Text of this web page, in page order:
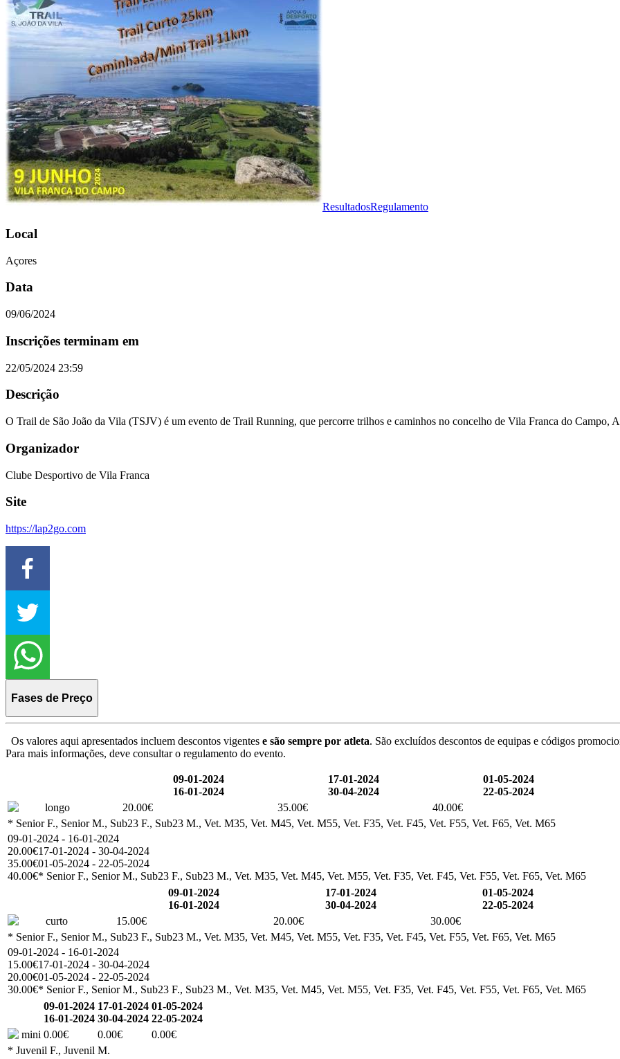
ResultadosRegulamento
Local
Açores
Data
09/06/2024
Inscrições terminam em
22/05/2024 23:59
Descrição
O Trail de São João da Vila (TSJV) é um evento de Trail Running, que percorre trilhos e caminhos no concelho de Vila Franca do Campo,
Organizador
Clube Desportivo de Vila Franca
Site
https://lap2go.com
Fases de Preço
Os valores aqui apresentados incluem descontos vigentes e são sempre por atleta. São excluídos descontos de equipas e códigos
Para mais informações, deve consultar o regulamento do evento.
09-01-2024
16-01-2024
17-01-2024
30-04-2024
01-05-2024
22-05-2024
longo
20.00€ 35.00€
40.00€
* Senior F., Senior M., Sub23 F., Sub23 M., Vet. M35, Vet. M45, Vet. M55, Vet. F35, Vet. F45, Vet. F55, Vet. F65, Vet. M65
09-01-2024 - 16-01-2024
20.00€17-01-2024 - 30-04-2024
35.00€01-05-2024 - 22-05-2024
40.00€* Senior F., Senior M., Sub23 F., Sub23 M., Vet. M35, Vet. M45, Vet. M55, Vet. F35, Vet. F45, Vet. F55, Vet. F65, Vet. M65
09-01-2024
16-01-2024
17-01-2024
30-04-2024
01-05-2024
22-05-2024
curto
15.00€ 20.00€
30.00€
* Senior F., Senior M., Sub23 F., Sub23 M., Vet. M35, Vet. M45, Vet. M55, Vet. F35, Vet. F45, Vet. F55, Vet. F65, Vet. M65
09-01-2024 - 16-01-2024
15.00€17-01-2024 - 30-04-2024
20.00€01-05-2024 - 22-05-2024
30.00€* Senior F., Senior M., Sub23 F., Sub23 M., Vet. M35, Vet. M45, Vet. M55, Vet. F35, Vet. F45, Vet. F55, Vet. F65, Vet. M65
09-01-2024
16-01-2024
17-01-2024
30-04-2024
01-05-2024
22-05-2024
mini 0.00€ 0.00€
0.00€
* Juvenil F., Juvenil M.